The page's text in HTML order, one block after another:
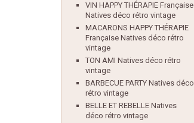
VIN HAPPY THÉRAPIE Française
Natives déco rétro vintage
MACARONS HAPPY THÉRAPIE
Française Natives déco rétro
vintage
TON AMI Natives déco rétro
vintage
BARBECUE PARTY Natives déco
rétro vintage
BELLE ET REBELLE Natives
déco rétro vintage